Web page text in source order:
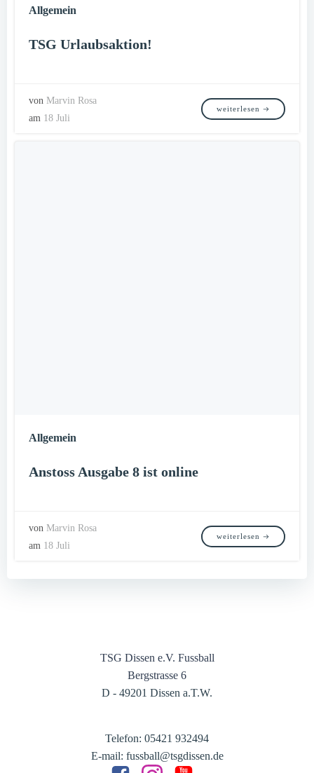
Allgemein
TSG Urlaubsaktion!
von Marvin Rosa
am 18 Juli
weiterlesen
Allgemein
Anstoss Ausgabe 8 ist online
von Marvin Rosa
am 18 Juli
weiterlesen
TSG Dissen e.V. Fussball
Bergstrasse 6
D - 49201 Dissen a.T.W.
Telefon: 05421 932494
E-mail: fussball@tsgdissen.de